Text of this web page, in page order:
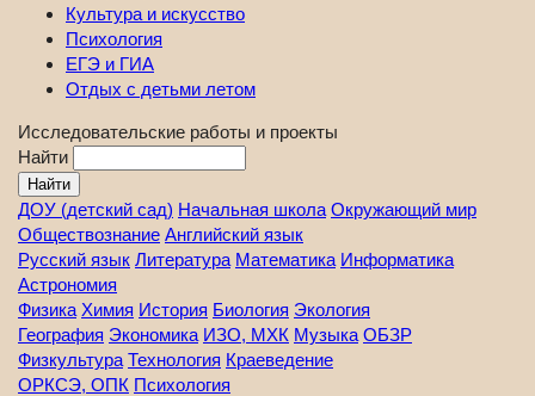
Культура и искусство
Психология
ЕГЭ и ГИА
Отдых с детьми летом
Исследовательские работы и проекты
Найти
ДОУ (детский сад) Начальная школа Окружающий мир
Обществознание Английский язык
Русский язык Литература Математика Информатика
Астрономия
Физика Химия История Биология Экология
География Экономика ИЗО, МХК Музыка ОБЗР
Физкультура Технология Краеведение
ОРКСЭ, ОПК Психология